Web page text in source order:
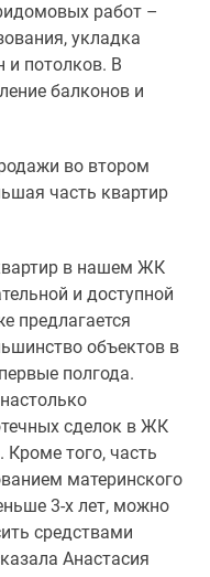
работ –
укладка
и потолков. В
балконов и
во втором
часть квартир
в нашем ЖК
и доступной
предлагается
объектов в
полгода.
сделок в ЖК
того, часть
материнского
3-х лет, можно
средствами
Анастасия